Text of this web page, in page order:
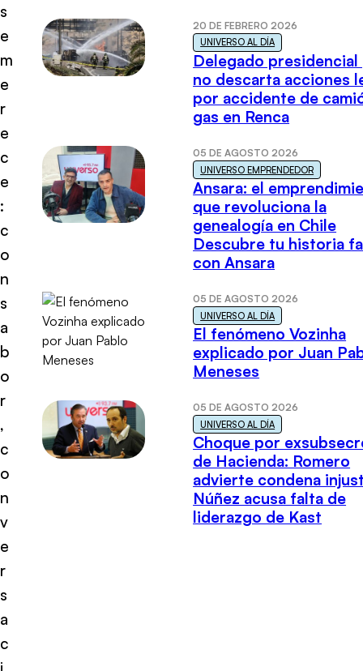
s
e
m
e
r
e
c
e
:
c
o
n
s
a
b
o
r
,
c
o
n
v
e
r
s
a
c
20 DE FEBRERO 2026
UNIVERSO AL DÍA
Delegado presidencial
no descarta acciones
por accidente de
gas en Renca
05 DE AGOSTO 2026
UNIVERSO EMPRENDEDOR
Ansara: el
que revoluciona la
genealogía en Chile
Descubre tu historia
con Ansara
05 DE AGOSTO 2026
UNIVERSO AL DÍA
El fenómeno Vozinha
explicado por Juan
Meneses
05 DE AGOSTO 2026
UNIVERSO AL DÍA
Choque por
de Hacienda: Romero
advierte condena
Núñez acusa falta de
liderazgo de Kast